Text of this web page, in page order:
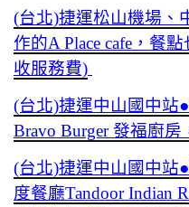
(台北)捷運松山機場、
作的A Place cafe，餐
收服務費)
(台北)捷運中山國中站
Bravo Burger 發福廚
(台北)捷運中山國中站
度餐廳Tandoor Indian